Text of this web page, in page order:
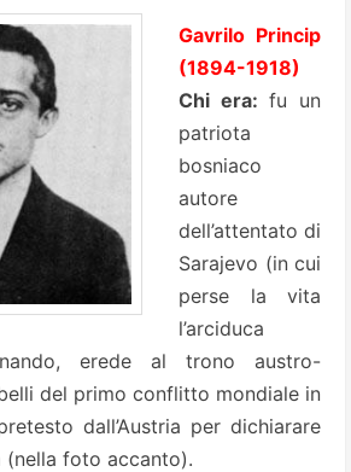
Gavrilo Princip
(1894-1918)
Chi era: fu un
patriota
bosniaco
autore
dell’attentato di
Sarajevo (in cui
perse la vita
l’arciduca
erede al trono austro-
del primo conflitto mondiale in
dall’Austria per dichiarare
(nella foto accanto).